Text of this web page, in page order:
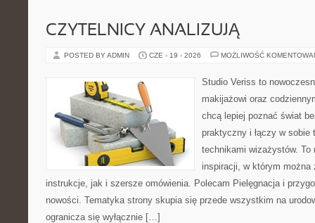
CZYTELNICY ANALIZUJĄ
POSTED BY ADMIN CZE - 19 - 2026 MOŻLIWOŚĆ
Studio Veriss to
makijażowi oraz
chcą lepiej poznać świat
praktyczny i łączy w sobie
technikami wizażystów. To
inspiracji, w którym można
instrukcje, jak i szersze omówienia. Polecam Pielęgnacja i
nowości. Tematyka strony skupia się przede wszystkim na
ogranicza się wyłącznie […]